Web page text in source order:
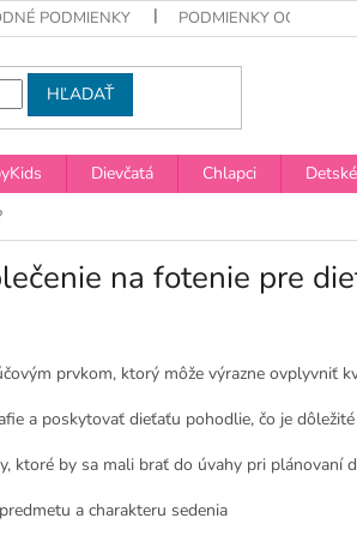
PODMIENKY PODMIENKY OCHRANY
HĽADAŤ
Dievčatá Chlapci
na fotenie pre
prvkom, ktorý môže výrazne ovplyvniť
a poskytovať dieťaťu pohodlie, čo je
ktoré by sa mali brať do úvahy pri plánovaní
a charakteru sedenia